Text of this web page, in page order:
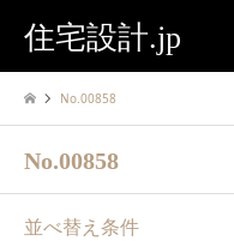
住宅設計.jp
No.00858
No.00858
並べ替え条件